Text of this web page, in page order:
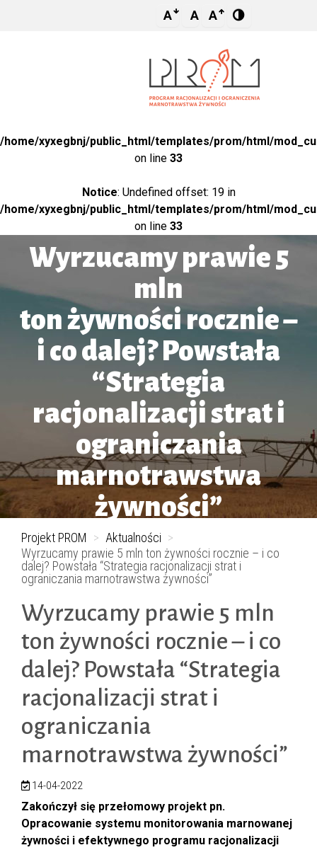
A A A
/home/xyxegbnj/public_html/templates/prom/html/
on line 33
Notice: Undefined offset: 19 in
/home/xyxegbnj/public_html/templates/prom/html/
on line 33
Wyrzucamy prawie 5
mln
ton żywności rocznie –
i co dalej? Powstała
“Strategia
racjonalizacji strat i
ograniczania
marnotrawstwa
żywności”
Projekt PROM > Aktualności >
Wyrzucamy prawie 5 mln ton żywności rocznie – i co
dalej? Powstała “Strategia racjonalizacji strat i
ograniczania marnotrawstwa żywności”
Wyrzucamy prawie 5 mln
ton żywności rocznie – i co
dalej? Powstała “Strategia
racjonalizacji strat i
ograniczania
marnotrawstwa żywności”
14-04-2022
Zakończył się przełomowy projekt pn.
Opracowanie systemu monitorowania marnowanej
żywności i efektywnego programu racjonalizacji